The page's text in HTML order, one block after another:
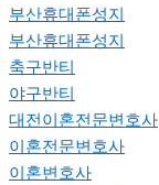
부산휴대폰성지
부산휴대폰성지
축구반티
야구반티
대전이혼전문변호사
이혼전문변호사
이혼변호사